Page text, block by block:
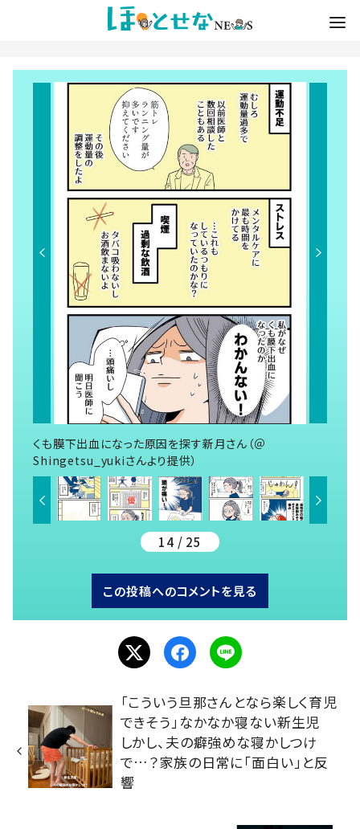
くも膜下出血になった原因を探す新月さん（＠
Shingetsu_yukiさんより提供）
14 / 25
この投稿へのコメントを見る
「こういう旦那さんとなら楽しく育児
できそう」なかなか寝ない新生児
しかし、夫の癖強めな寝かしつけ
で…？家族の日常に「面白い」と反
響